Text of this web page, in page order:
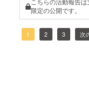
こちらの活動報告
限定の公開です。
1 2 3 次